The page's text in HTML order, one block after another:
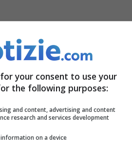
da mesi,
giorni sono emersi nuovi
di Shakira di
vivace lite con l’ex
dei tradimenti del
Shakira ha scoperto il
ilLatin Post
your consent to use your
the following purposes:
and content, advertising and content
research and services development
on a device